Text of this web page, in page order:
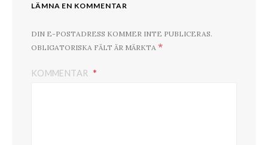
LÄMNA EN KOMMENTAR
DIN E-POSTADRESS KOMMER INTE PUBLICERAS.
OBLIGATORISKA FÄLT ÄR MÄRKTA *
KOMMENTAR